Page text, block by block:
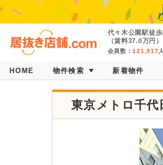
代々木公園駅徒
（賃料37.0万円
会員数：121,917人
HOME 物件検索 新着物件
東京メトロ千